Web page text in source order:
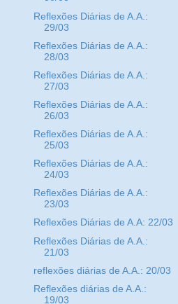
Reflexões Diárias de A.A.:
29/03
Reflexões Diárias de A.A.:
28/03
Reflexões Diárias de A.A.:
27/03
Reflexões Diárias de A.A.:
26/03
Reflexões Diárias de A.A.:
25/03
Reflexões Diárias de A.A.:
24/03
Reflexões Diárias de A.A.:
23/03
Reflexões Diárias de A.A: 22/03
Reflexões Diárias de A.A.:
21/03
reflexões diárias de A.A.: 20/03
Reflexões diárias de A.A.:
19/03